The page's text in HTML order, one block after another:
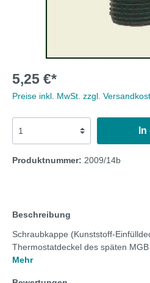
5,25 €*
Preise inkl. MwSt. zzgl.
Produktnummer: 2009/14b
Beschreibung
Schraubkappe (Kunststoff-
Thermostatdeckel des späten
Mehr